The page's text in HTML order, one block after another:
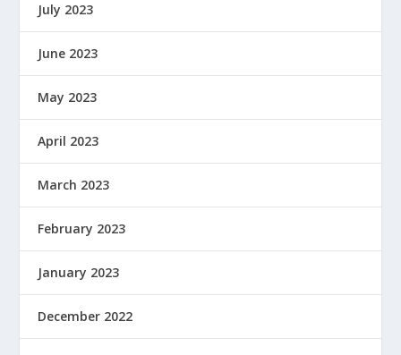
July 2023
June 2023
May 2023
April 2023
March 2023
February 2023
January 2023
December 2022